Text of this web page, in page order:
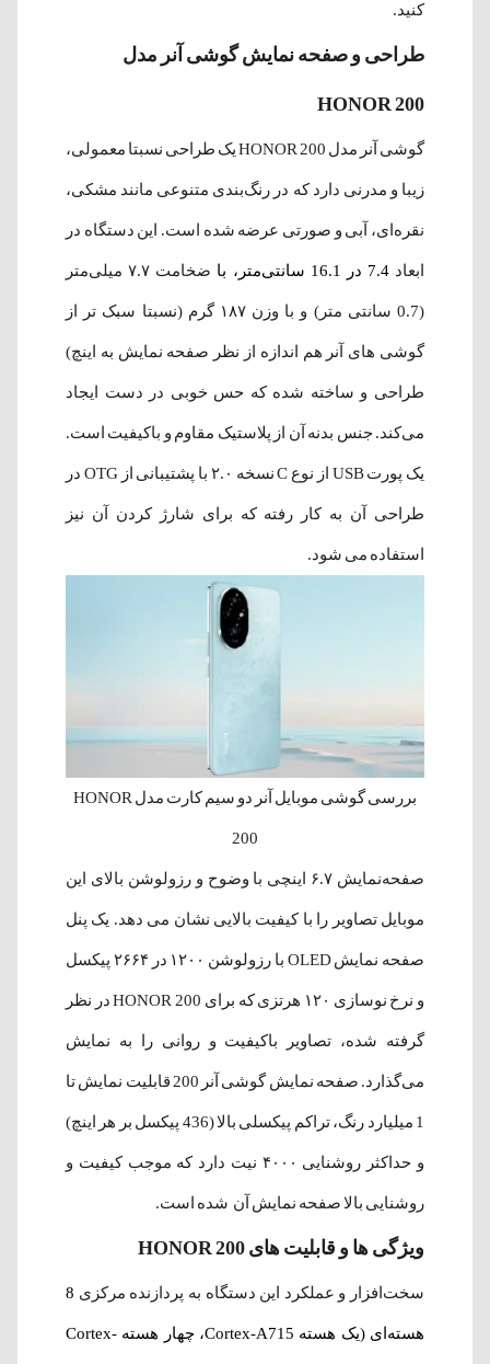
کنید.
طراحی و صفحه نمایش گوشی آنر مدل
HONOR 200
گوشی آنر مدل HONOR 200 یک طراحی نسبتا معمولی،
زیبا و مدرنی دارد که در رنگ‌بندی متنوعی مانند مشکی،
نقره‌ای، آبی و صورتی عرضه شده است. این دستگاه در
ابعاد 7.4 در 16.1 سانتی‌متر، با ضخامت ۷.۷ میلی‌متر
(0.7 سانتی متر) و با وزن ۱۸۷ گرم (نسبتا سبک تر از
گوشی های آنر هم اندازه از نظر صفحه نمایش به اینچ)
طراحی و ساخته شده که حس خوبی در دست ایجاد
می‌کند. جنس بدنه آن از پلاستیک مقاوم و باکیفیت است.
یک پورت USB از نوع C نسخه ۲.۰ با پشتیبانی از OTG در
طراحی آن به کار رفته که برای شارژ کردن آن نیز
استفاده می شود.
بررسی گوشی موبایل آنر دو سیم کارت مدل HONOR
200
صفحه‌نمایش ۶.۷ اینچی با وضوح و رزولوشن بالای این
موبایل تصاویر را با کیفیت بالایی نشان می دهد. یک پنل
صفحه نمایش OLED با رزولوشن ۱۲۰۰ در ۲۶۶۴ پیکسل
و نرخ نوسازی ۱۲۰ هرتزی که برای HONOR 200 در نظر
گرفته شده، تصاویر باکیفیت و روانی را به نمایش
می‌گذارد. صفحه نمایش گوشی آنر 200 قابلیت نمایش تا
1 میلیارد رنگ، تراکم پیکسلی بالا (436 پیکسل بر هر اینچ)
و حداکثر روشنایی ۴۰۰۰ نیت دارد که موجب کیفیت و
روشنایی بالا صفحه نمایش آن شده است.
ویژگی ها و قابلیت های HONOR 200
سخت‌افزار و عملکرد این دستگاه به پردازنده مرکزی 8
هسته‌ای (یک هسته Cortex-A715، چهار هسته Cortex-